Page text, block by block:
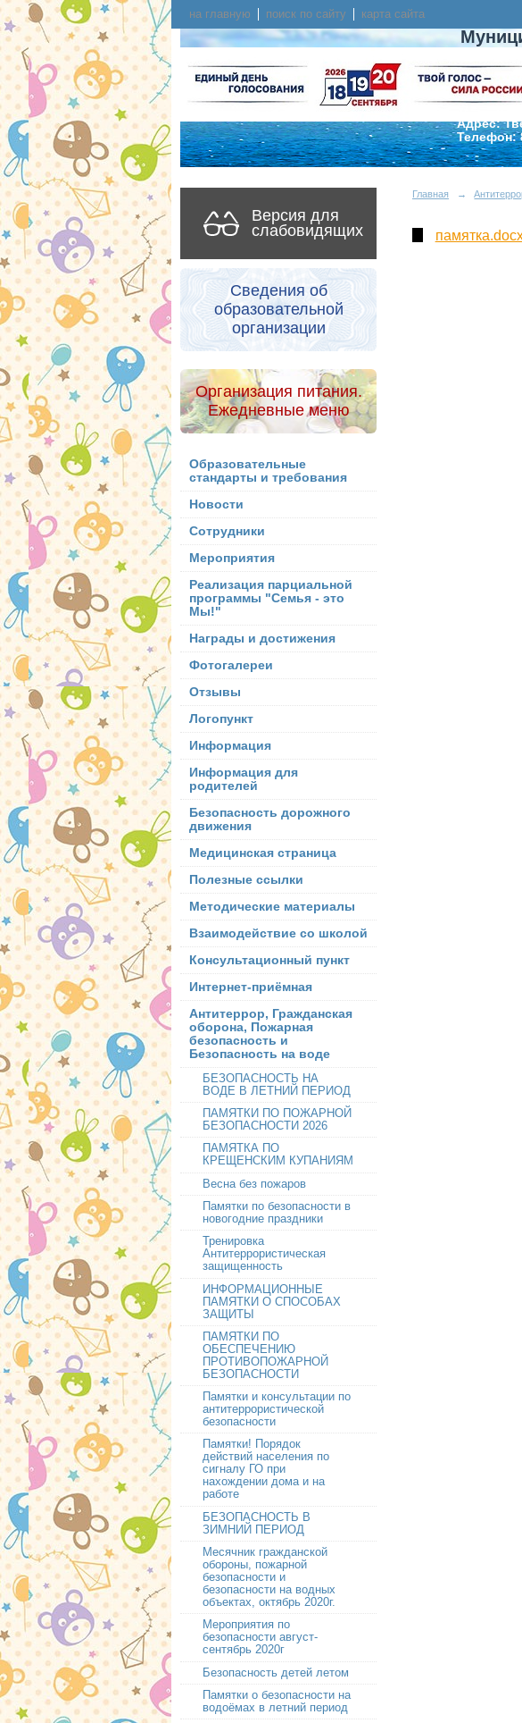
на главную поиск по сайту карта сайта
Адрес:
Телефон:
Версия для
слабовидящих
Сведения об
образовательной
организации
Организация питания.
Ежедневные меню
Образовательные
стандарты и требования
Новости
Сотрудники
Мероприятия
Реализация парциальной
программы "Семья - это
Мы!"
Награды и достижения
Фотогалереи
Отзывы
Логопункт
Информация
Информация для
родителей
Безопасность дорожного
движения
Медицинская страница
Полезные ссылки
Методические материалы
Взаимодействие со школой
Консультационный пункт
Интернет-приёмная
Антитеррор, Гражданская
оборона, Пожарная
безопасность и
Безопасность на воде
БЕЗОПАСНОСТЬ НА
ВОДЕ В ЛЕТНИЙ ПЕРИОД
ПАМЯТКИ ПО ПОЖАРНОЙ
БЕЗОПАСНОСТИ 2026
ПАМЯТКА ПО
КРЕЩЕНСКИМ КУПАНИЯМ
Весна без пожаров
Памятки по безопасности в
новогодние праздники
Тренировка
Антитеррористическая
защищенность
ИНФОРМАЦИОННЫЕ
ПАМЯТКИ О СПОСОБАХ
ЗАЩИТЫ
ПАМЯТКИ ПО
ОБЕСПЕЧЕНИЮ
ПРОТИВОПОЖАРНОЙ
БЕЗОПАСНОСТИ
Памятки и консультации по
антитеррористической
безопасности
Памятки! Порядок
действий населения по
сигналу ГО при
нахождении дома и на
работе
БЕЗОПАСНОСТЬ В
ЗИМНИЙ ПЕРИОД
Месячник гражданской
обороны, пожарной
безопасности и
безопасности на водных
объектах, октябрь 2020г.
Мероприятия по
безопасности август-
сентябрь 2020г
Безопасность детей летом
Памятки о безопасности на
водоёмах в летний период
Главная →